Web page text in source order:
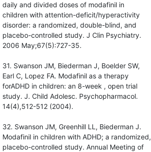
daily and divided doses of modafinil in
children with attention-deficit/hyperactivity
disorder: a randomized, double-blind, and
placebo-controlled study. J Clin Psychiatry.
2006 May;67(5):727-35.
31. Swanson JM, Biederman J, Boelder SW,
Earl C, Lopez FA. Modafinil as a therapy
forADHD in children: an 8-week , open trial
study. J. Child Adolesc. Psychopharmacol.
14(4),512-512 (2004).
32. Swanson JM, Greenhill LL, Biederman J.
Modafinil in children with ADHD; a randomized,
placebo-controlled study. Annual Meeting of